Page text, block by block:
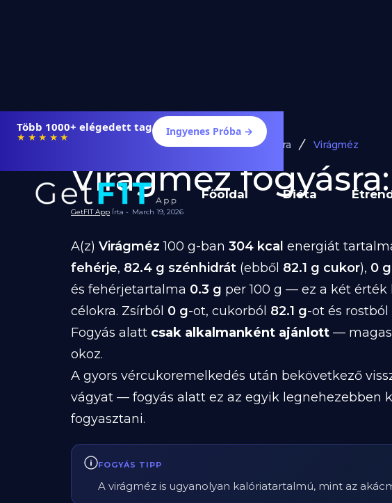
Több 1000+ elégedett tag
★★★★★ Ingyenes Próba →
Főoldal Diéta
Diéta és Étrend Ételek Fogyásra Virágméz
Virágméz
GetFIT App Írta - March 19, 2026
A(z) Virágméz 100 g-ban 304 kcal energiát
fehérje, 82.4 g szénhidrát (ebből 82.1 g cukor), 0
és fehérjetartalma 0.3 g per 100 g — ez a két
célokra. Zsírból 0 g-ot, cukorból 82.1 g-ot és rostból
Fogyás alatt csak alkalmanként ajánlott — magas
okoz.
A gyors vércukoremelkedés után bekövetkező
vágyat — fogyás alatt ez az egyik legnehezebben
fogyasztani.
FOGYÁS TIPP
A virágméz is ugyanolyan kalóriatartalmú, mint az